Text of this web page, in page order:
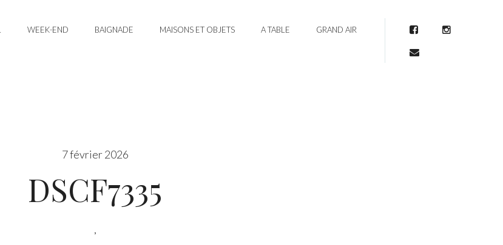
WEEK-END BAIGNADE MAISONS ET OBJETS A TABLE GRAND AIR FacebookInstagram
Mail
7 février 2026
DSCF7335
,